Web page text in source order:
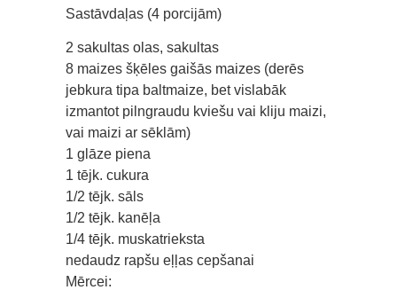
Sastāvdaļas (4 porcijām)
2 sakultas olas, sakultas
8 maizes šķēles gaišās maizes (derēs
jebkura tipa baltmaize, bet vislabāk
izmantot pilngraudu kviešu vai kliju maizi,
vai maizi ar sēklām)
1 glāze piena
1 tējk. cukura
1/2 tējk. sāls
1/2 tējk. kanēļa
1/4 tējk. muskatrieksta
nedaudz rapšu eļļas cepšanai
Mērcei: